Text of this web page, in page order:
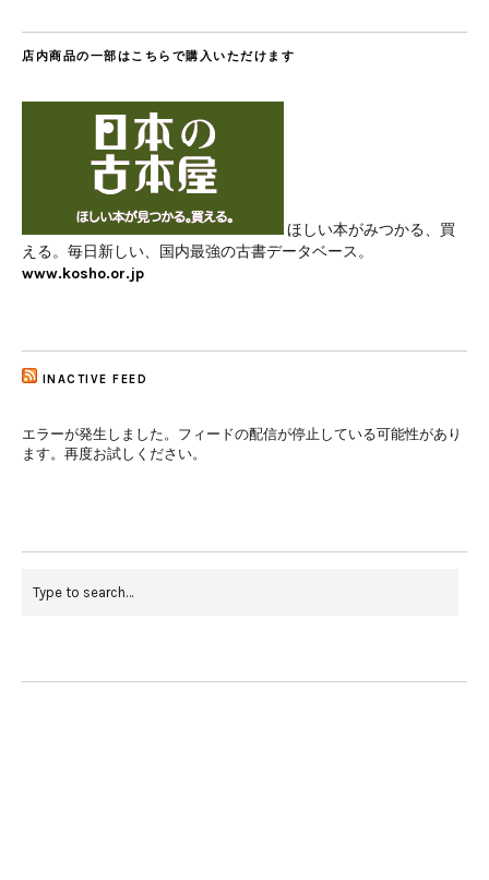
店内商品の一部はこちらで購入いただけます
ほしい本がみつかる、買
える。毎日新しい、国内最強の古書データベース。
www.kosho.or.jp
INACTIVE FEED
エラーが発生しました。フィードの配信が停止している可能性があり
ます。再度お試しください。